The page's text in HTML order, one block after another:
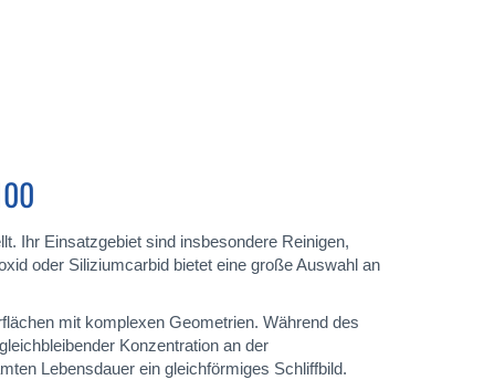
Ihr Einsatzgebiet sind insbesondere Reinigen,
oder Siliziumcarbid bietet eine große Auswahl an
mit komplexen Geometrien. Während des
Konzentration an der
Lebensdauer ein gleichförmiges Schliffbild.